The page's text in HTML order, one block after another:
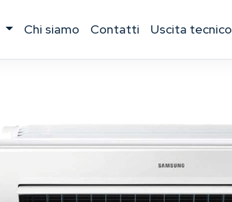
chi siamo contatti uscita tecnico